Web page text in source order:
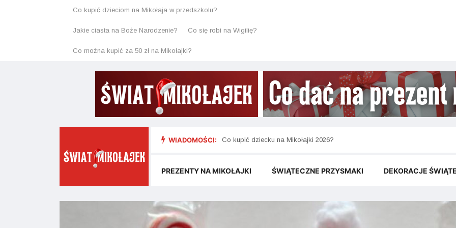
Co kupić dzieciom na Mikołaja w przedszkolu?
Jakie ciasta na Boże Narodzenie? Co się robi na Wigilię?
Co można kupić za 50 zł na Mikołajki?
WIADOMOŚCI: Jakie prezenty na mikołajki do 50 zł są naprawdę fajne?
PREZENTY NA MIKOŁAJKI ŚWIĄTECZNE PRZYSMAKI DEKORACJE